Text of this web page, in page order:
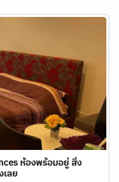
ห้องพร้อมอยู่ สิ่ง
ลย